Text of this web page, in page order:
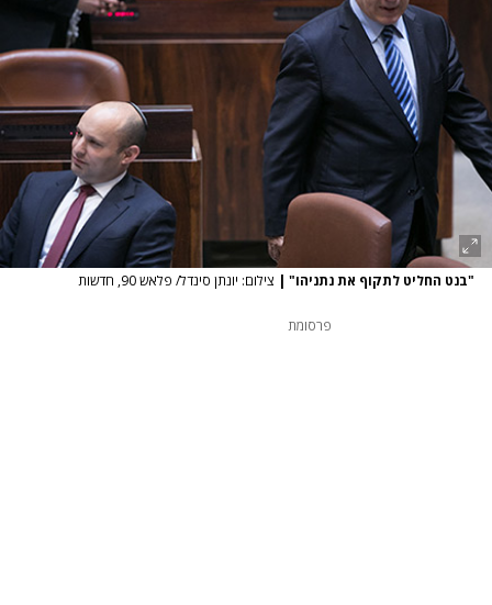
"בנט החליט לתקוף את נתניהו" | צילום: יונתן סינדל/ פלאש 90, חדשות
פרסומת